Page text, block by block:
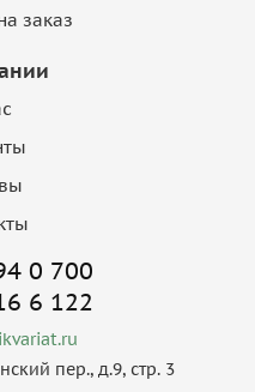
заказ
0 700
6 122
пер., д.9, стр. 3